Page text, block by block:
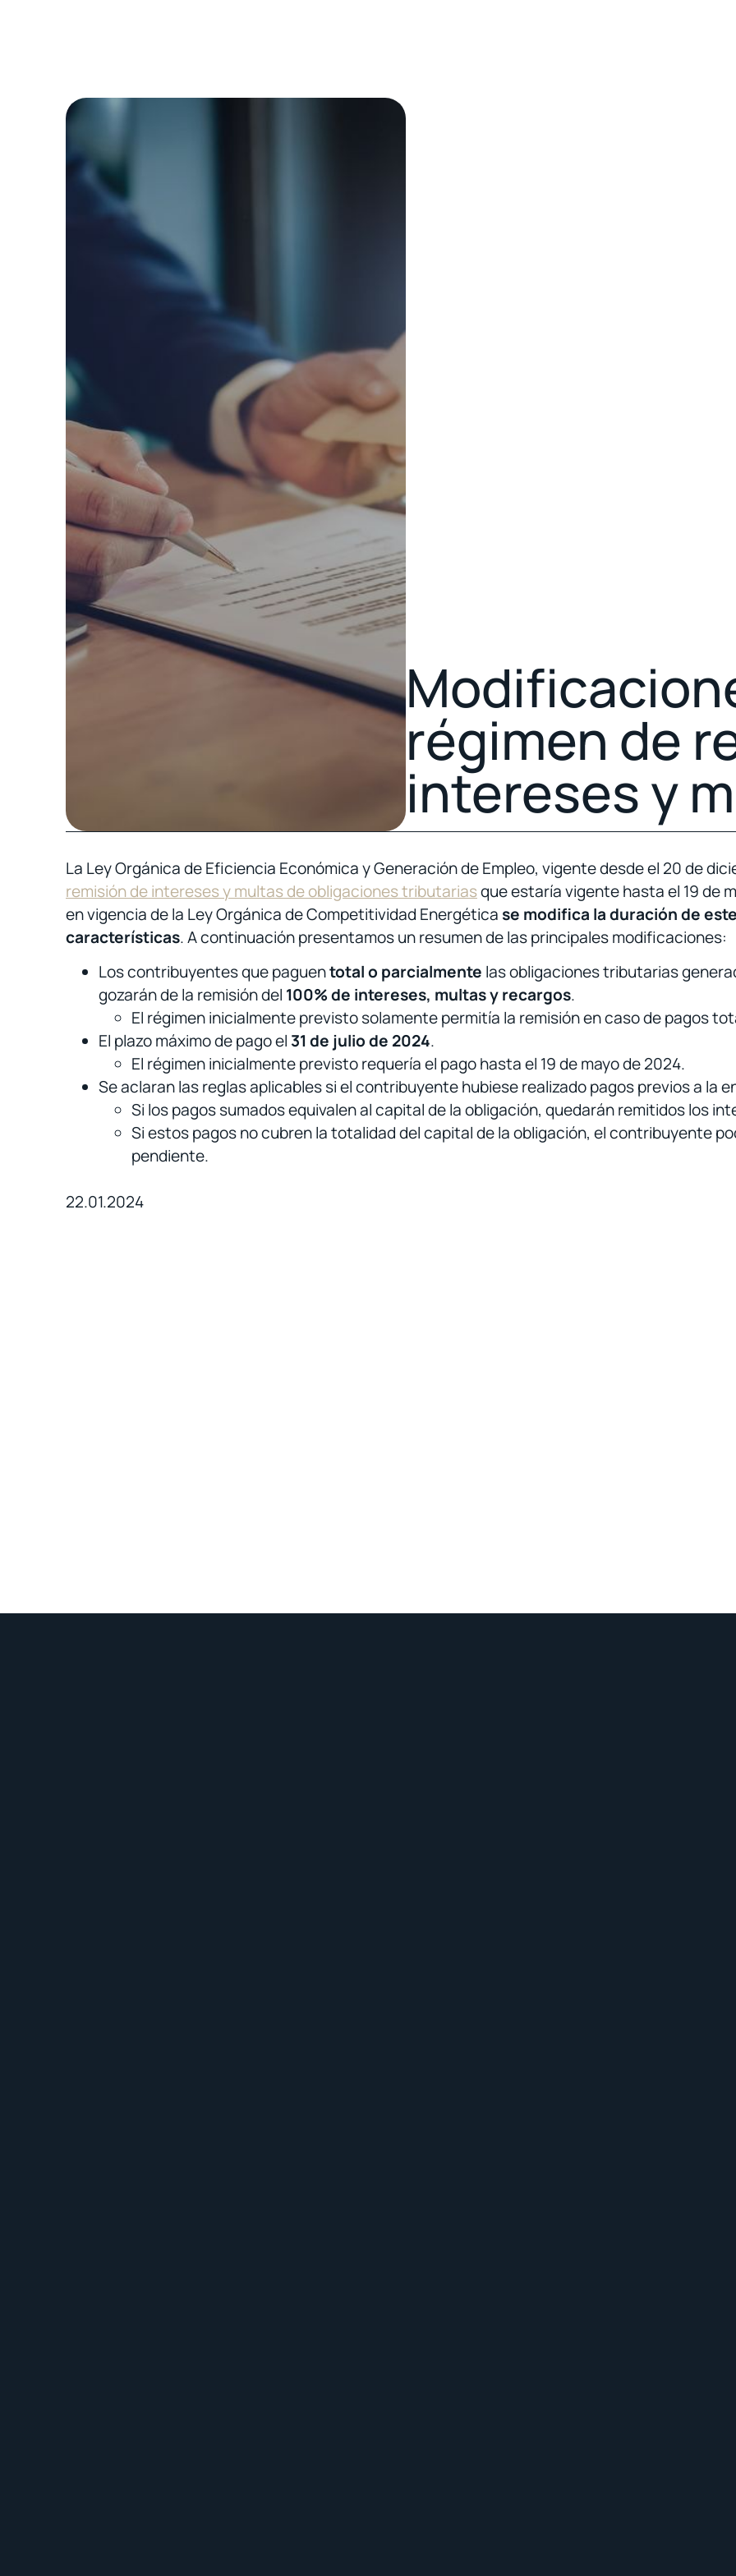
régimen de
intereses y
La Ley Orgánica de Eficiencia Económica y Generación de Empleo, vigente desde el 20 de
remisión de intereses y multas de obligaciones tributariasque estaría vigente hasta el 19 de
en vigencia de la Ley Orgánica de Competitividad Energética se modifica la duración de
características. A continuación presentamos un resumen de las principales modificaciones:
Los contribuyentes que paguentotal o parcialmente las obligaciones tributarias
gozarán de la remisión del 100% de intereses, multas y recargos.
El régimen inicialmente previsto solamente permitía la remisión en caso de pagos
El plazo máximo de pago el 31 de julio de 2024.
El régimen inicialmente previsto requería el pago hasta el 19 de mayo de 2024.
Se aclaran las reglas aplicables si el contribuyente hubiese realizado pagos previos a la
Si los pagos sumados equivalen al capital de la obligación, quedarán remitidos los
Si estos pagos no cubren la totalidad del capital de la obligación, el contribuyente
pendiente.
22.01.2024